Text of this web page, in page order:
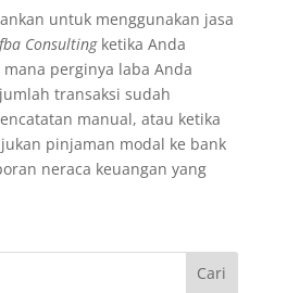
untuk menggunakan jasa
Consultingketika Anda
perginya laba Anda
transaksi sudah
manual, atau ketika
pinjaman modal ke bank
neraca keuangan yang
Cari